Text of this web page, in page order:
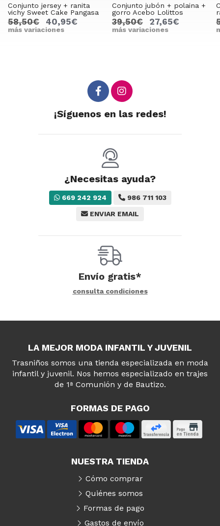
Conjunto jubón + polaina +
gorro Acebo Lolittos
39,50€ 27,65€
más variaciones
Conjunto jubón niño +
ranita Pérez Lolittos
55,50€ 38,85€
más variaciones
¡Síguenos en las redes!
¿Necesitas ayuda?
669 242 924 986 711 103
ENVIAR EMAIL
Envío gratis*
consulta condiciones
LA MEJOR MODA INFANTIL Y JUVENIL
Trasniños somos una tienda especializada en moda
infantil y juvenil. Nos hemos especializado en trajes
de 1ª Comunión y de Bautizo.
FORMAS DE PAGO
NUESTRA TIENDA
Cómo comprar
Quiénes somos
Formas de pago
Gastos de envío